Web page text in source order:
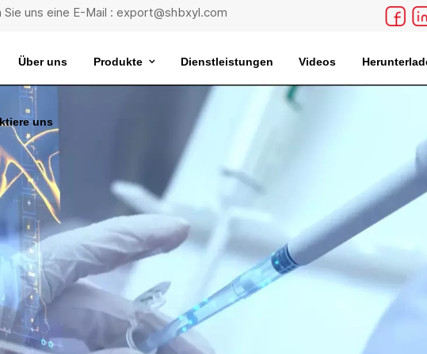
Sie uns eine E-Mail : export@shbxyl.com
Über uns Produkte Dienstleistungen Videos
uns